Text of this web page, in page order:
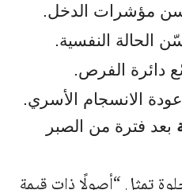
مؤشرات الدخل.
الحالة النفسية.
دائرة الفرص.
الانسجام الأسري.
بعد فترة من الصبر